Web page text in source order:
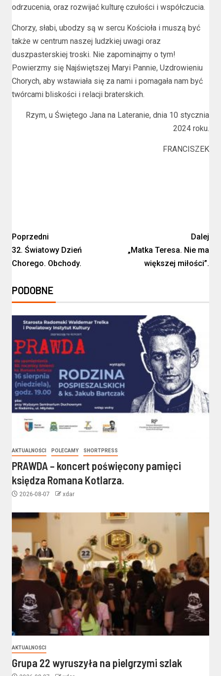
odrzucenia, oraz rozwijać kulturę czułości i współczucia.
Chorzy, słabi, ubodzy są w sercu Kościoła i muszą być
także w centrum naszej ludzkiej uwagi oraz
duszpasterskiej troski. Nie zapominajmy o tym!
Powierzmy się Najświętszej Maryi Pannie, Uzdrowieniu
Chorych, aby wstawiała się za nami i pomagała nam być
twórcami bliskości i relacji braterskich.
Rzym, u Świętego Jana na Lateranie, dnia 10 stycznia
2024 roku.
FRANCISZEK
Poprzedni
32. Światowy Dzień
Chorego. Obchody.
Dalej
„Matka Teresa. Nie ma
większej miłości”.
PODOBNE
AKTUALNOŚCI POLECAMY SHORTPRESS
PRAWDA – koncert poświęcony pamięci
księdza Romana Kotlarza.
2026-08-07 xdar
AKTUALNOŚCI
Grupa 22 wyruszyła na pielgrzymi szlak